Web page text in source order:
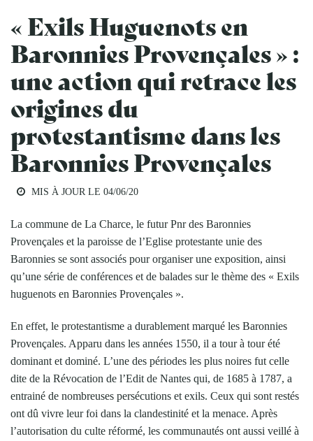
« Exils Huguenots en
Baronnies Provençales » :
une action qui retrace les
origines du
protestantisme dans les
Baronnies Provençales
MIS À JOUR LE 04/06/20
La commune de La Charce, le futur Pnr des Baronnies
Provençales et la paroisse de l’Eglise protestante unie des
Baronnies se sont associés pour organiser une exposition, ainsi
qu’une série de conférences et de balades sur le thème des « Exils
huguenots en Baronnies Provençales ».
En effet, le protestantisme a durablement marqué les Baronnies
Provençales. Apparu dans les années 1550, il a tour à tour été
dominant et dominé. L’une des périodes les plus noires fut celle
dite de la Révocation de l’Edit de Nantes qui, de 1685 à 1787, a
entrainé de nombreuses persécutions et exils. Ceux qui sont restés
ont dû vivre leur foi dans la clandestinité et la menace. Après
l’autorisation du culte réformé, les communautés ont aussi veillé à